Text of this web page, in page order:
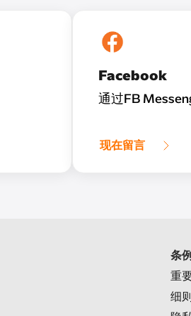
Facebook
通过FB
现在留言
条
重
细